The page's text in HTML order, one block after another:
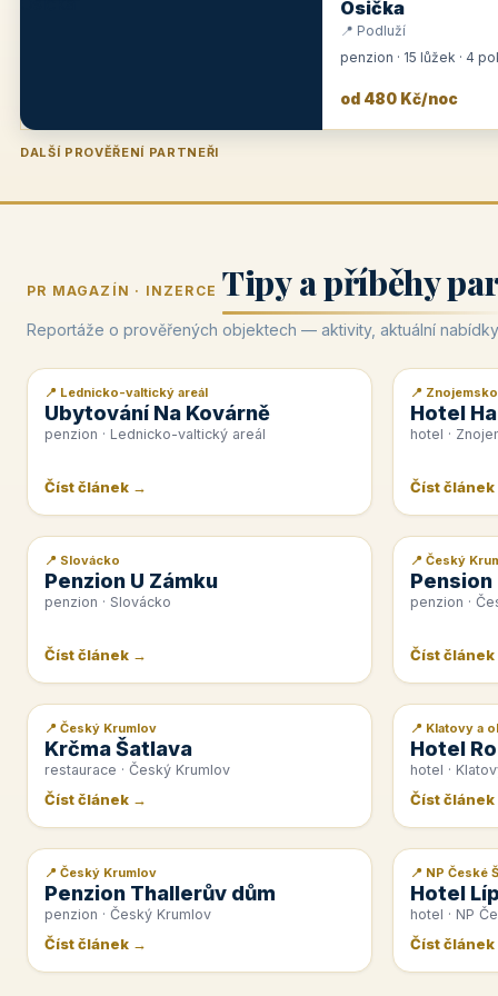
Osička
📍 Podluží
penzion · 15 lůžek · 4
od 480 Kč/noc
DALŠÍ PROVĚŘENÍ PARTNEŘI
Penzion U Zámku Pension Faber
PR MAGAZÍN · INZERCE Tipy a příběhy
Reportáže o prověřených objektech — aktivity, aktuální
📰 PR článek
📍 Lednicko-valtický areál
Ubytování Na Kovárně
penzion · Lednicko-valtický areál
Číst článek →
📰 PR článek
📍 Znojemsko
Hotel
hotel ·
Číst
📰 PR článek
📍 Slovácko
Penzion U Zámku
penzion · Slovácko
Číst článek →
📰 PR článek
📍 Český
Pension
penzion ·
Číst
📰 PR článek
📍 Český Krumlov
Krčma Šatlava
restaurace · Český Krumlov
Číst článek →
📰 PR článek
📍 Klatovy a
Hotel
hotel ·
Číst
📰 PR článek
📍 Český Krumlov
Penzion Thallerův dům
penzion · Český Krumlov
Číst článek →
📰 PR článek
📍 NP České
Hotel
hotel · NP
Číst